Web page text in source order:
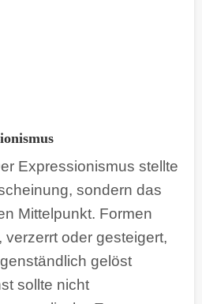
Expressionismus stellte
sondern das
Mittelpunkt. Formen
oder gesteigert,
gelöst
sollte nicht